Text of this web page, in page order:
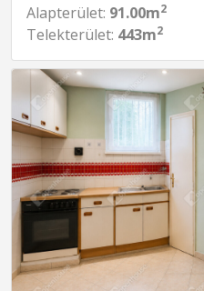
Alapterület: 91.00m2
Telekterület: 443m2